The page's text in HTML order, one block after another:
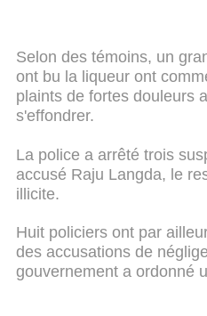
Selon des témoins, un
ont bu la liqueur ont
plaints de fortes douleurs
s'effondrer.
La police a arrêté trois
accusé Raju Langda, le
illicite.
Huit policiers ont par
des accusations de
gouvernement a ordonné